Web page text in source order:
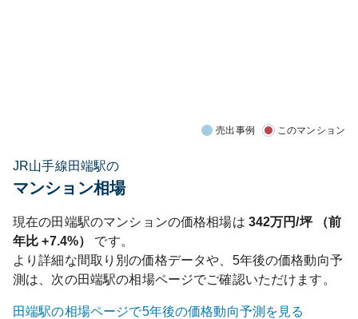
売出事例 このマンション
JR山手線田端駅の
マンション相場
現在の田端駅のマンションの価格相場は 342万円/坪 （前
年比+7.4%）
です。
より詳細な間取り別の価格データや、5年後の価格動向予
測は、次の田端駅の相場ページでご確認いただけます。
田端駅の相場ページで5年後の価格動向予測を見る